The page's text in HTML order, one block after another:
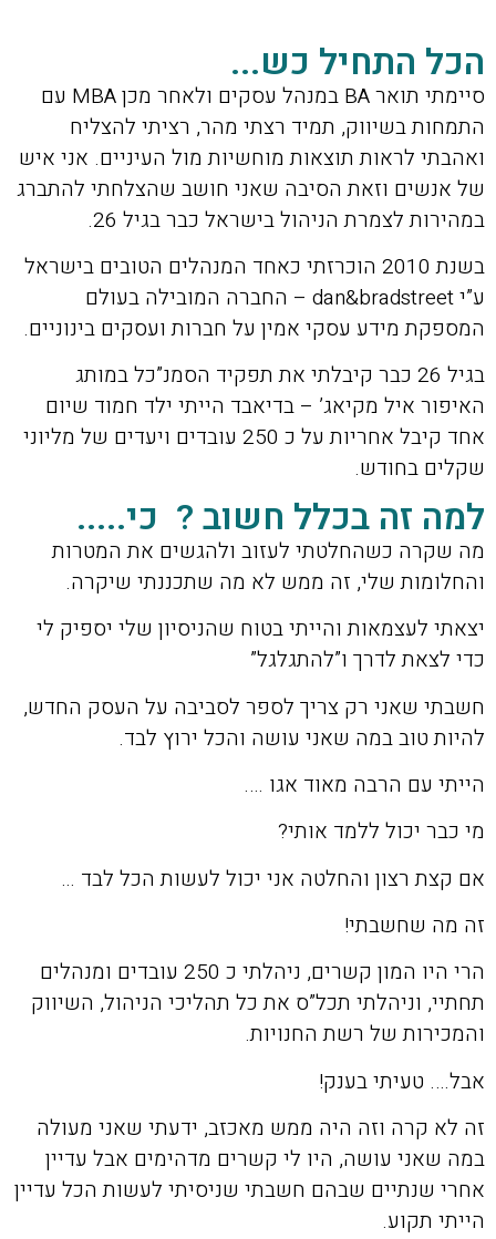
הכל התחיל כש...
סיימתי תואר BA במנהל עסקים ולאחר מכן MBA עם
התמחות בשיווק, תמיד רצתי מהר, רציתי להצליח
ואהבתי לראות תוצאות מוחשיות מול העיניים. אני איש
של אנשים וזאת הסיבה שאני חושב שהצלחתי להתברג
במהירות לצמרת הניהול בישראל כבר בגיל 26.
בשנת 2010 הוכרזתי כאחד המנהלים הטובים בישראל
ע”י dan&bradstreet – החברה המובילה בעולם
המספקת מידע עסקי אמין על חברות ועסקים בינוניים.
בגיל 26 כבר קיבלתי את תפקיד הסמנ”כל במותג
האיפור איל מקיאג’ – בדיאבד הייתי ילד חמוד שיום
אחד קיבל אחריות על כ 250 עובדים ויעדים של מליוני
שקלים בחודש.
למה זה בכלל חשוב ? כי.....
מה שקרה כשהחלטתי לעזוב ולהגשים את המטרות
והחלומות שלי, זה ממש לא מה שתכננתי שיקרה.
יצאתי לעצמאות והייתי בטוח שהניסיון שלי יספיק לי
כדי לצאת לדרך ו”להתגלגל”
חשבתי שאני רק צריך לספר לסביבה על העסק החדש,
להיות טוב במה שאני עושה והכל ירוץ לבד.
הייתי עם הרבה מאוד אגו ….
מי כבר יכול ללמד אותי?
אם קצת רצון והחלטה אני יכול לעשות הכל לבד …
זה מה שחשבתי!
הרי היו המון קשרים, ניהלתי כ 250 עובדים ומנהלים
תחתיי, וניהלתי תכל”ס את כל תהליכי הניהול, השיווק
והמכירות של רשת החנויות.
אבל…. טעיתי בענק!
זה לא קרה וזה היה ממש מאכזב, ידעתי שאני מעולה
במה שאני עושה, היו לי קשרים מדהימים אבל עדיין
אחרי שנתיים שבהם חשבתי שניסיתי לעשות הכל עדיין
הייתי תקוע.